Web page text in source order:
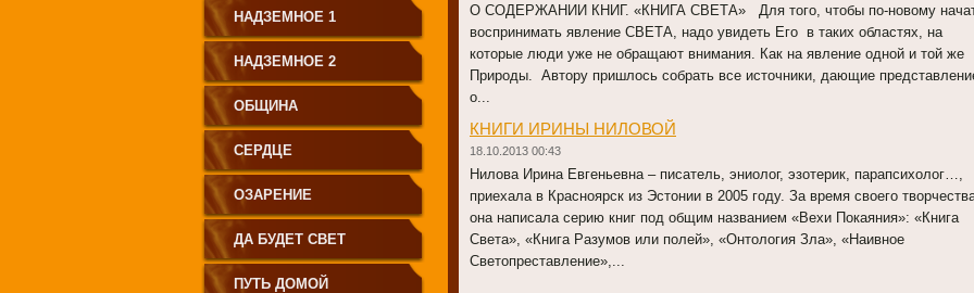
О СОДЕРЖАНИИ КНИГ. «КНИГА СВЕТА» Для того, чтобы по-новому
воспринимать явление СВЕТА, надо увидеть Его в таких областях, на
которые люди уже не обращают внимания. Как на явление одной и той же
Природы. Автору пришлось собрать все источники, дающие
о...
КНИГИ ИРИНЫ НИЛОВОЙ
18.10.2013 00:43
Нилова Ирина Евгеньевна – писатель, эниолог, эзотерик, парапсихолог…,
приехала в Красноярск из Эстонии в 2005 году. За время своего
она написала серию книг под общим названием «Вехи Покаяния»: «Книга
Света», «Книга Разумов или полей», «Онтология Зла», «Наивное
Светопреставление»,...
НАДЗЕМНОЕ 1
НАДЗЕМНОЕ 2
ОБЩИНА
СЕРДЦЕ
ОЗАРЕНИЕ
ДА БУДЕТ СВЕТ
ПУТЬ ДОМОЙ